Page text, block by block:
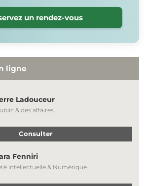
un rendez-vous
ligne
Ladouceur
& des affaires
Consulter
Fenniri
intellectuelle & Numérique